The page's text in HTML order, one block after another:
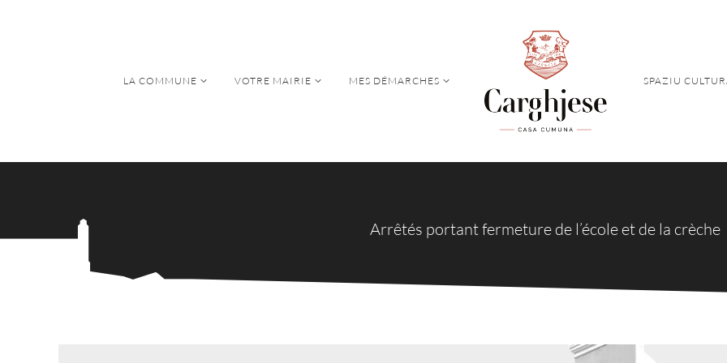
LA COMMUNE VOTRE MAIRIE MES DÉMARCHES SPAZIU
Arrêtés portant fermeture de l’école et de la crèche